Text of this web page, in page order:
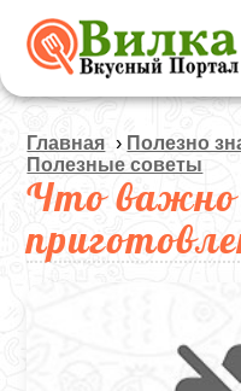
Главная › Полезно
Полезные советы
Что важно